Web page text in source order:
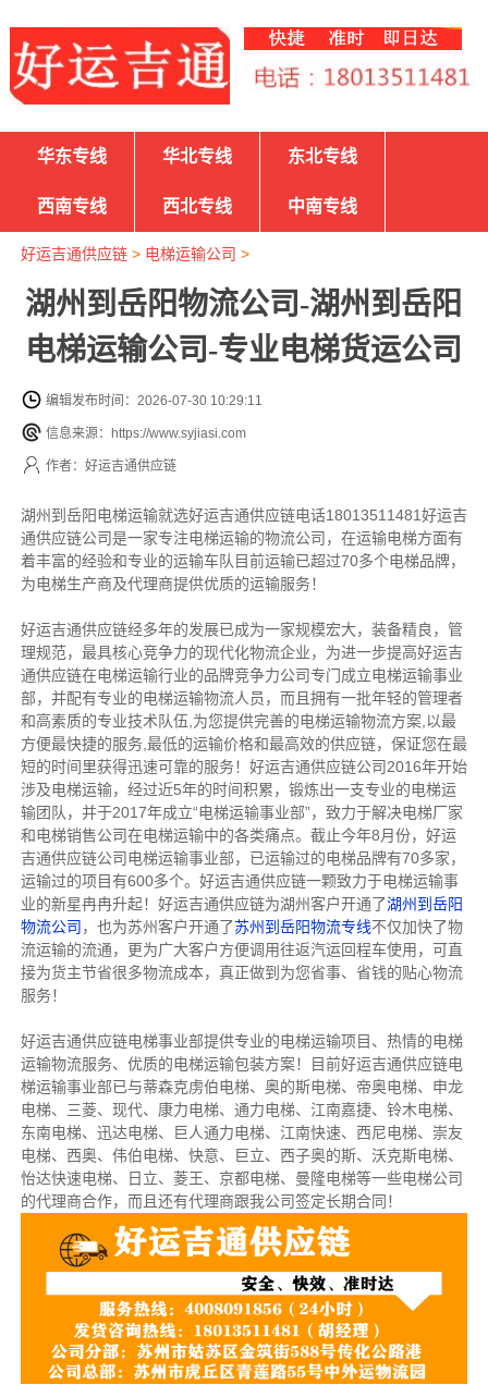
华东专线 华北专线 东北专线
西南专线 西北专线 中南专线
好运吉通供应链> 电梯运输公司 >
湖州到岳阳物流公司-湖州到岳阳
电梯运输公司-专业电梯货运公司
编辑发布时间：2026-07-30 10:29:11
信息来源：https://www.syjiasi.com
作者：好运吉通供应链
湖州到岳阳电梯运输就选好运吉通供应链电话18013511481好运吉
通供应链公司是一家专注电梯运输的物流公司，在运输电梯方面有
着丰富的经验和专业的运输车队目前运输已超过70多个电梯品牌，
为电梯生产商及代理商提供优质的运输服务！
好运吉通供应链经多年的发展已成为一家规模宏大，装备精良，管
理规范，最具核心竞争力的现代化物流企业，为进一步提高好运吉
通供应链在电梯运输行业的品牌竞争力公司专门成立电梯运输事业
部，并配有专业的电梯运输物流人员，而且拥有一批年轻的管理者
和高素质的专业技术队伍,为您提供完善的电梯运输物流方案,以最
方便最快捷的服务,最低的运输价格和最高效的供应链，保证您在最
短的时间里获得迅速可靠的服务！ 好运吉通供应链公司2016年开始
涉及电梯运输，经过近5年的时间积累，锻炼出一支专业的电梯运
输团队，并于2017年成立“电梯运输事业部”，致力于解决电梯厂家
和电梯销售公司在电梯运输中的各类痛点。截止今年8月份，好运
吉通供应链公司电梯运输事业部，已运输过的电梯品牌有70多家，
运输过的项目有600多个。好运吉通供应链一颗致力于电梯运输事
业的新星冉冉升起！ 好运吉通供应链为湖州客户开通了湖州到岳阳
物流公司 ，也为苏州客户开通了苏州到岳阳物流专线不仅加快了物
流运输的流通，更为广大客户方便调用往返汽运回程车使用，可直
接为货主节省很多物流成本，真正做到为您省事、省钱的贴心物流
服务！
好运吉通供应链电梯事业部提供专业的电梯运输项目、热情的电梯
运输物流服务、优质的电梯运输包装方案！目前好运吉通供应链电
梯运输事业部已与蒂森克虏伯电梯、奥的斯电梯、帝奥电梯、申龙
电梯、三菱、现代、康力电梯、通力电梯、江南嘉捷、铃木电梯、
东南电梯、迅达电梯、巨人通力电梯、江南快速、西尼电梯、崇友
电梯、西奥、伟伯电梯、快意、巨立、西子奥的斯、沃克斯电梯、
怡达快速电梯、日立、菱王、京都电梯、曼隆电梯等一些电梯公司
的代理商合作，而且还有代理商跟我公司签定长期合同！